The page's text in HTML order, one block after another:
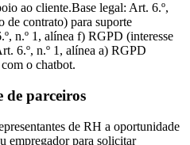
ao cliente.Base legal: Art. 6.º,
de contrato) para suporte
n.º 1, alínea f) RGPD (interesse
6.º, n.º 1, alínea a) RGPD
o chatbot.
de parceiros
de RH a oportunidade
empregador para solicitar